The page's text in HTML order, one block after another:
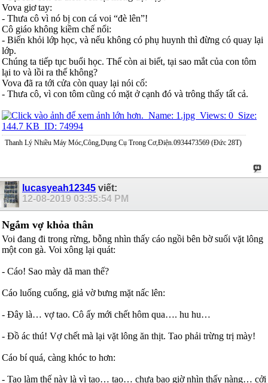
Vova giơ tay:
- Thưa cô vì nó bị con cá voi “đè lên”!
Cô giáo không kiềm chế nổi:
- Biến khỏi lớp học, và nếu không có phụ huynh thì đừng có quay lại
lớp.
Chúng ta tiếp tục buổi học. Thế còn ai biết, tại sao mắt của con tôm
lại to và lồi ra thế không?
Vova đã ra tới cửa còn quay lại nói cố:
- Thưa cô, vì con tôm cũng có mặt ở cạnh đó và trông thấy tất cả.
Thanh Lý Nhiều Máy Móc,Công,Dụng Cụ Trong Cơ,Điện.0934473569 (Đức 28T)
lucasyeah12345 viết:
12-08-2019 03:35:54 PM
Ngắm vợ khỏa thân
Voi đang đi trong rừng, bỗng nhìn thấy cáo ngồi bên bờ suối vặt lông
một con gà. Voi xông lại quát:
- Cáo! Sao mày dã man thế?
Cáo luống cuống, giả vờ bưng mặt nấc lên:
- Đây là… vợ tao. Cô ấy mới chết hôm qua…. hu hu…
- Đồ ác thú! Vợ chết mà lại vặt lông ăn thịt. Tao phải trừng trị mày!
Cáo bí quá, càng khóc to hơn:
- Tao làm thế này là vì tao… tao… chưa bao giờ nhìn thấy nàng… cởi